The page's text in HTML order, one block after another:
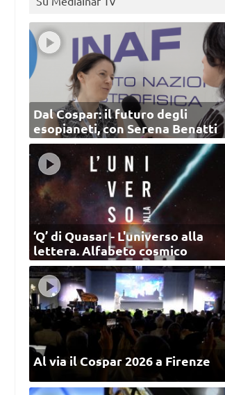
Dal Cospar: il futuro degli
esopianeti, con Serena Benatti
‘Q’ di Quasar - L'universo alla
lettera. Alfabeto cosmico
Al via il Cospar 2026 a Firenze